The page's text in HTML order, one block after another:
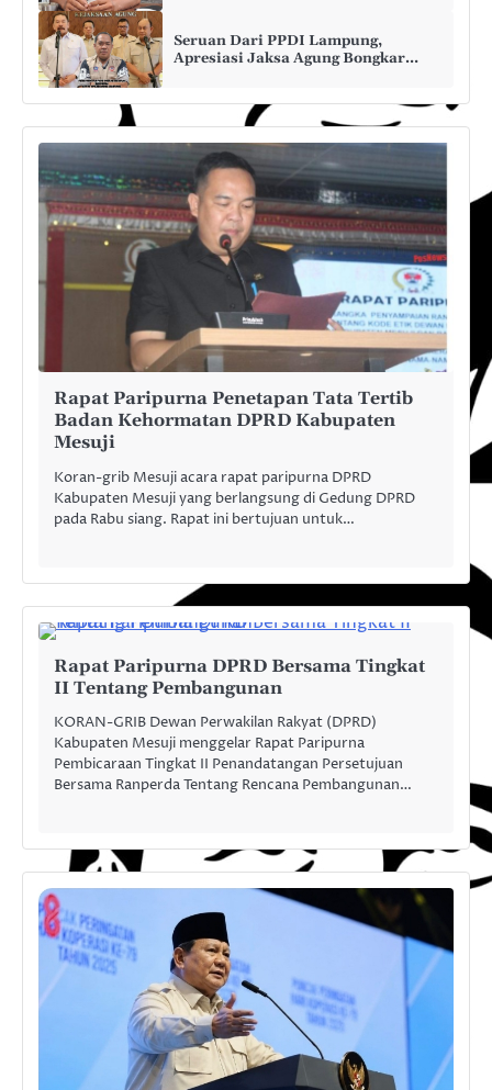
Seruan Dari PPDI Lampung,
Apresiasi Jaksa Agung Bongkar
Rapat Paripurna Penetapan Tata Tertib
Badan Kehormatan DPRD Kabupaten
Mesuji
Koran-grib Mesuji acara rapat paripurna DPRD
Kabupaten Mesuji yang berlangsung di Gedung DPRD
pada Rabu siang. Rapat ini bertujuan untuk…
Rapat Paripurna DPRD Bersama Tingkat
II Tentang Pembangunan
KORAN-GRIB Dewan Perwakilan Rakyat (DPRD)
Kabupaten Mesuji menggelar Rapat Paripurna
Pembicaraan Tingkat II Penandatangan Persetujuan
Bersama Ranperda Tentang Rencana Pembangunan…